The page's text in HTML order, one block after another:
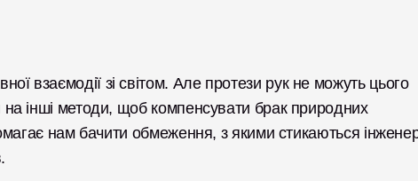
взаємодії зі світом. Але протези рук не можуть цього
інші методи, щоб компенсувати брак природних
нам бачити обмеження, з якими стикаються